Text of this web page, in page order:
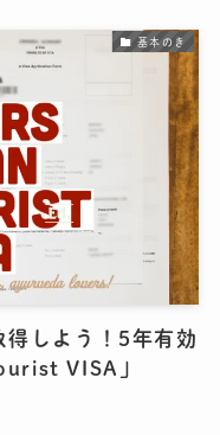
基本のき
得しよう！5年有効
VISA」